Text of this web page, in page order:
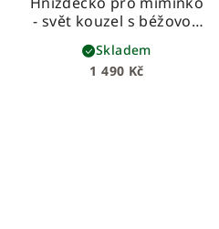
- svět kouzel s béžovou
1 490 Kč
Skladem